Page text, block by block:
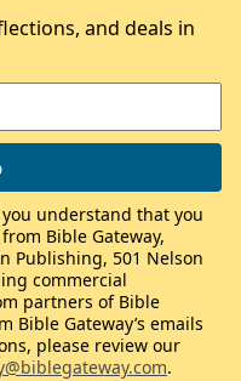
and deals in
understand that you
Bible Gateway,
Publishing, 501 Nelson
commercial
partners of Bible
Bible Gateway’s emails
please review our
.